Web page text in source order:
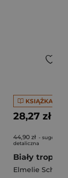
KSIĄŻKA
28,27 zł
44,90 zł -
detaliczna
Biały trop
Elmelie